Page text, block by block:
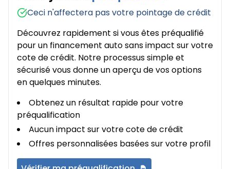
Ceci n'affectera pas votre pointage de crédit
Découvrez rapidement si vous êtes préqualifié
pour un financement auto sans impact sur votre
cote de crédit. Notre processus simple et
sécurisé vous donne un aperçu de vos options
en quelques minutes.
Obtenez un résultat rapide pour votre
préqualification
Aucun impact sur votre cote de crédit
Offres personnalisées basées sur votre profil